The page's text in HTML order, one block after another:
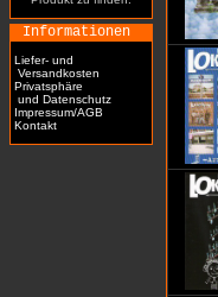
Informationen
Liefer- und
Versandkosten
Privatsphäre
und Datenschutz
Impressum/AGB
Kontakt